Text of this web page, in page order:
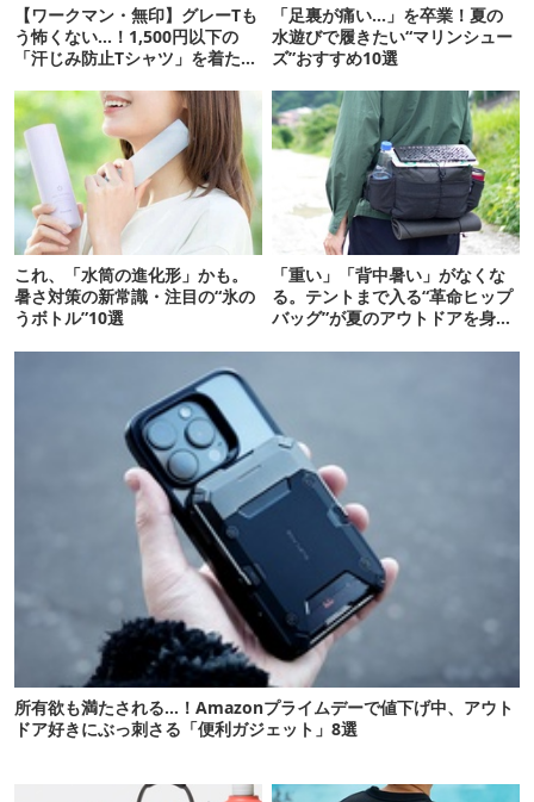
【ワークマン・無印】グレーTも
う怖くない…！1,500円以下の
「汗じみ防止Tシャツ」を着たら
「足裏が痛い…」を卒業！夏の
水遊びで履きたい“マリンシュー
ズ”おすすめ10選
これ、「水筒の進化形」かも。
暑さ対策の新常識・注目の“氷の
うボトル”10選
「重い」「背中暑い」がなくな
る。テントまで入る“革命ヒップ
バッグ”が夏のアウトドアを身軽
所有欲も満たされる…！Amazonプライムデーで値下げ中、アウト
ドア好きにぶっ刺さる「便利ガジェット」8選